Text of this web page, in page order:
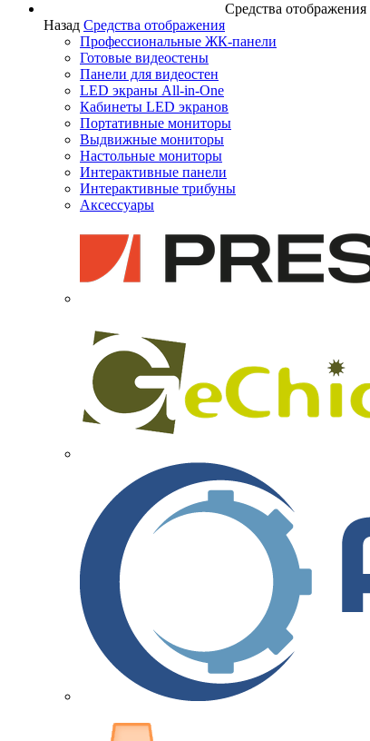
Средства отображения
Назад Средства отображения
Профессиональные ЖК-панели
Готовые видеостены
Панели для видеостен
LED экраны All-in-One
Кабинеты LED экранов
Портативные мониторы
Выдвижные мониторы
Настольные мониторы
Интерактивные панели
Интерактивные трибуны
Аксессуары